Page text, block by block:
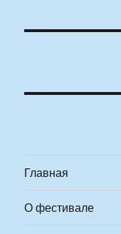
Главная
О фестивале